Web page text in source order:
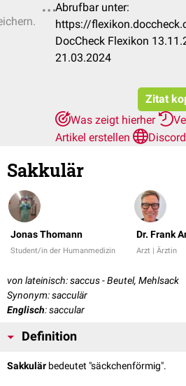
Abrufbar unter:
https://
DocCheck Flexikon
21.03.2024
Zitat
Was zeigt hierher
Artikel erstellen
Discord
Sakkulär
Jonas Thomann
Student/in der Humanmedizin
Dr. Frank
Arzt | Ärztin
von lateinisch: saccus - Beutel, Mehlsack
Synonym: sacculär
Englisch: saccular
Definition
Sakkulär bedeutet "säckchenförmig".